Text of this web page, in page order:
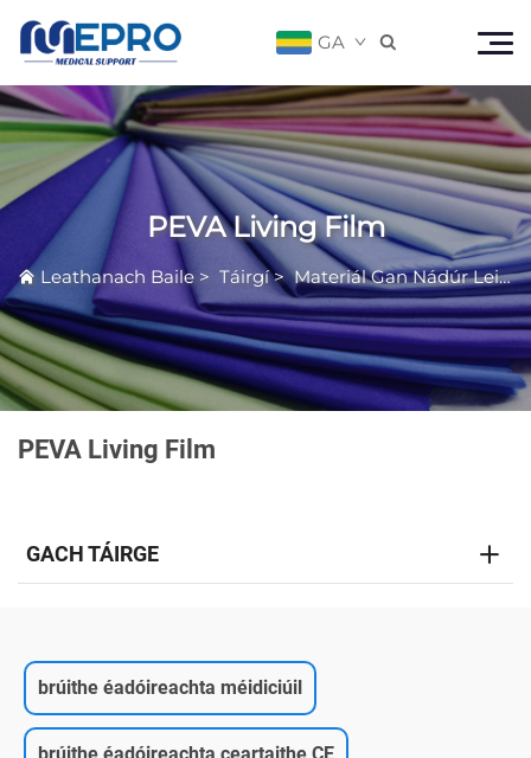
GA 
PEVA Living Film
Leathanach Baile > Táirgí>Materiál Gan Nádúr Leibhéal Míochranaigh
PEVA Living Film
GACH TÁIRGE
brúithe éadóireachta méidiciúil